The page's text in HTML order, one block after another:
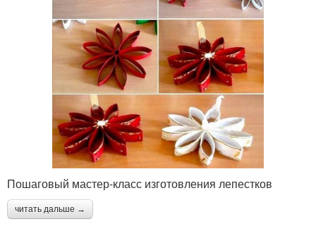
Пошаговый мастер-класс изготовления лепестков
читать дальше →